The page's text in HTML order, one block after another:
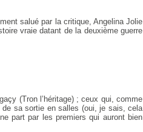
salué par la critique, Angelina Jolie
vraie datant de la deuxième guerre
(Tron l’héritage) ; ceux qui, comme
de sa sortie en salles (oui, je sais, cela
part par les premiers qui auront bien